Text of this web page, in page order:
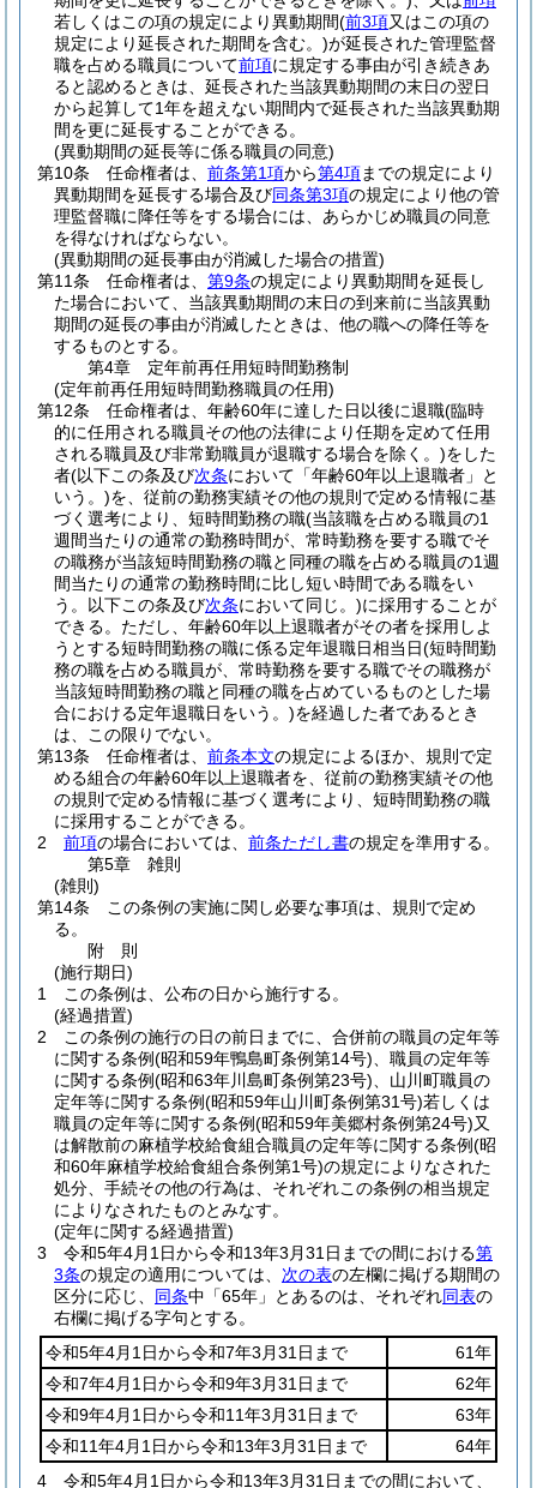
若しくはこの項の規定により異動期間(前3項又はこの項の
規定により延長された期間を含む。)が延長された管理監督
職を占める職員について前項に規定する事由が引き続きあ
ると認めるときは、延長された当該異動期間の末日の翌日
から起算して1年を超えない期間内で延長された当該異動期
間を更に延長することができる。
(異動期間の延長等に係る職員の同意)
第10条
任命権者は、 前条第1項から第4項までの規定により
異動期間を延長する場合及び同条第3項の規定により他の管
理監督職に降任等をする場合には、あらかじめ職員の同意
を得なければならない。
(異動期間の延長事由が消滅した場合の措置)
第11条
任命権者は、 第9条の規定により異動期間を延長し
た場合において、当該異動期間の末日の到来前に当該異動
期間の延長の事由が消滅したときは、他の職への降任等を
するものとする。
第4章
定年前再任用短時間勤務制
(定年前再任用短時間勤務職員の任用)
第12条
任命権者は、年齢60年に達した日以後に退職(臨時
的に任用される職員その他の法律により任期を定めて任用
される職員及び非常勤職員が退職する場合を除く。)をした
者(以下この条及び次条において「年齢60年以上退職者」と
いう。)を、従前の勤務実績その他の規則で定める情報に基
づく選考により、短時間勤務の職(当該職を占める職員の1
週間当たりの通常の勤務時間が、常時勤務を要する職でそ
の職務が当該短時間勤務の職と同種の職を占める職員の1週
間当たりの通常の勤務時間に比し短い時間である職をい
う。以下この条及び次条において同じ。)に採用することが
できる。 ただし、年齢60年以上退職者がその者を採用しよ
うとする短時間勤務の職に係る定年退職日相当日(短時間勤
務の職を占める職員が、常時勤務を要する職でその職務が
当該短時間勤務の職と同種の職を占めているものとした場
合における定年退職日をいう。)を経過した者であるとき
は、この限りでない。
第13条
任命権者は、 前条本文の規定によるほか、規則で定
める組合の年齢60年以上退職者を、従前の勤務実績その他
の規則で定める情報に基づく選考により、短時間勤務の職
に採用することができる。
2
前項の場合においては、 前条ただし書の規定を準用する。
第5章
雑則
(雑則)
第14条
この条例の実施に関し必要な事項は、規則で定め
る。
附 則
(施行期日)
1
この条例は、公布の日から施行する。
(経過措置)
2
この条例の施行の日の前日までに、合併前の職員の定年等
に関する条例(昭和59年鴨島町条例第14号) 、職員の定年等
に関する条例(昭和63年川島町条例第23号) 、山川町職員の
定年等に関する条例(昭和59年山川町条例第31号)若しくは
職員の定年等に関する条例(昭和59年美郷村条例第24号)又
は解散前の麻植学校給食組合職員の定年等に関する条例(昭
和60年麻植学校給食組合条例第1号)の規定によりなされた
処分、手続その他の行為は、それぞれこの条例の相当規定
によりなされたものとみなす。
(定年に関する経過措置)
3
令和5年4月1日から令和13年3月31日までの間における第
3条の規定の適用については、 次の表の左欄に掲げる期間の
区分に応じ、 同条中「65年」とあるのは、それぞれ同表の
右欄に掲げる字句とする。
令和5年4月1日から令和7年3月31日まで
61年
令和7年4月1日から令和9年3月31日まで
62年
令和9年4月1日から令和11年3月31日まで
63年
令和11年4月1日から令和13年3月31日まで
64年
4
令和5年4月1日から令和13年3月31日までの間において、